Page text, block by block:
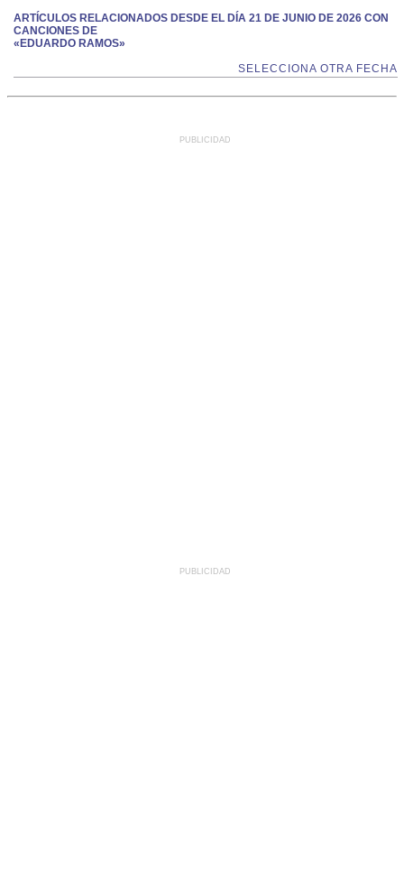
ARTÍCULOS RELACIONADOS DESDE EL DÍA 21 DE JUNIO DE 2026 CON
CANCIONES DE
«EDUARDO RAMOS»
SELECCIONA OTRA FECHA
PUBLICIDAD
PUBLICIDAD